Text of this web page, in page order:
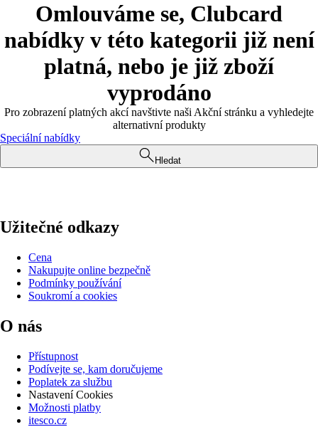
Omlouváme se, Clubcard
nabídky v této kategorii již není
platná, nebo je již zboží
vyprodáno
Pro zobrazení platných akcí navštivte naši Akční stránku a vyhledejte
alternativní produkty
Speciální nabídky
Hledat
Užitečné odkazy
Cena
Nakupujte online bezpečně
Podmínky používání
Soukromí a cookies
O nás
Přístupnost
Podívejte se, kam doručujeme
Poplatek za službu
Nastavení Cookies
Možnosti platby
itesco.cz